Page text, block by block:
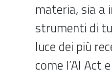
materia, sia a
strumenti di
luce dei più
come l’AI Act